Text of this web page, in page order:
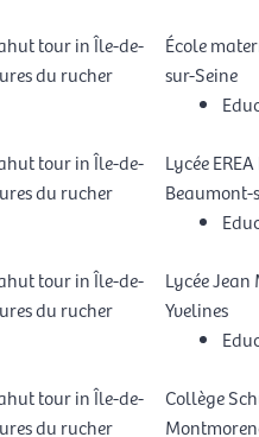
tour in Île-de-
du rucher
École
sur-Seine
tour in Île-de-
du rucher
Lycée
Beaumont-
tour in Île-de-
du rucher
Lycée Jean
Yvelines
tour in Île-de-
du rucher
Collège